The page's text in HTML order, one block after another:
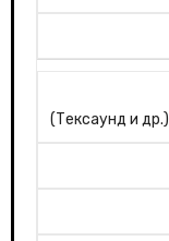
(Тексаунд и др.)